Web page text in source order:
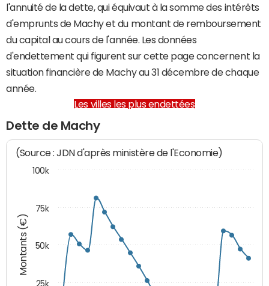
l'annuité de la dette, qui équivaut à la somme des intérêts
d'emprunts de Machy et du montant de remboursement
du capital au cours de l'année. Les données
d'endettement qui figurent sur cette page concernent la
situation financière de Machy au 31 décembre de chaque
année.
Les villes les plus endettées
Dette de Machy
Montants (€)
(Source : JDN d'après ministère de l'Economie)
25k
50k
75k
100k